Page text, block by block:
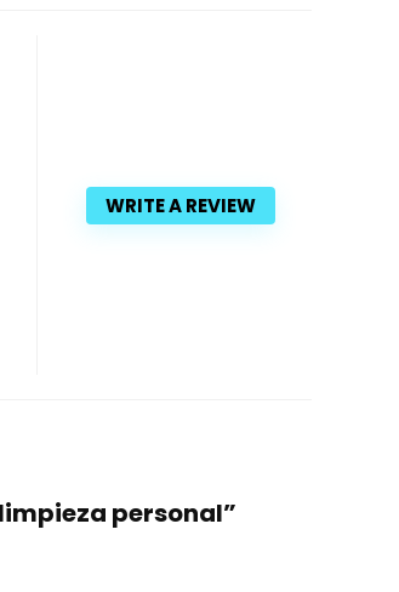
WRITE A REVIEW
personal”